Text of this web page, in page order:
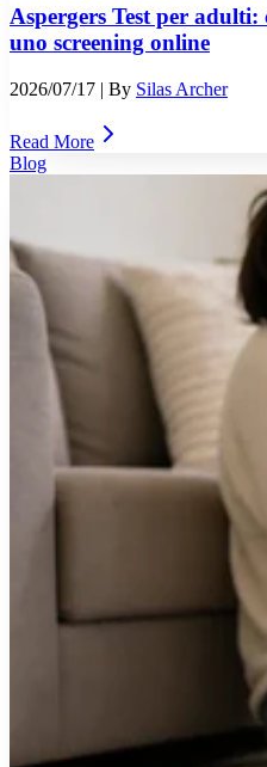
Aspergers Test per
uno screening online
2026/07/17 | By Silas Archer
Read More
Blog